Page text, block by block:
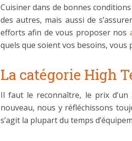
Cuisiner dans de bonnes
des autres, mais aussi de
efforts afin de vous proposer nos
quels que soient vos besoins,
La catégorie High
Il faut le reconnaître, le prix d’un
nouveau, nous y réfléchissons
s’agit la plupart du temps